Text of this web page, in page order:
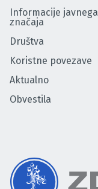
Informacije javnega
značaja
Društva
Koristne povezave
Aktualno
Obvestila